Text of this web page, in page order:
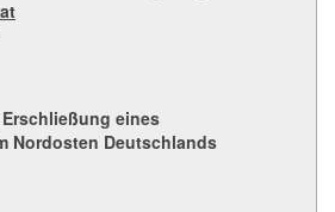
eines
Nordosten Deutschlands